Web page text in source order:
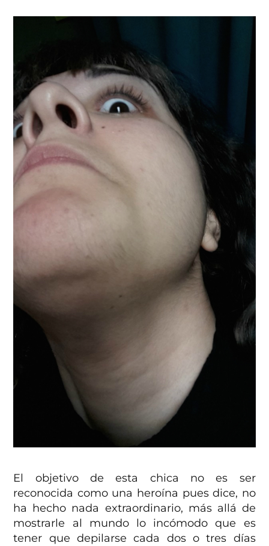
El objetivo de esta chica no es ser
reconocida como una heroína pues dice, no
ha hecho nada extraordinario, más allá de
mostrarle al mundo lo incómodo que es
tener que depilarse cada dos o tres días